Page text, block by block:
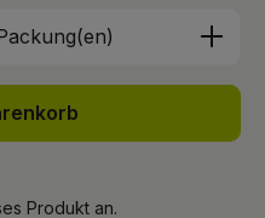
den
Produkt an.